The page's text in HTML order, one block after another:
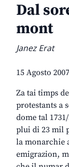
Dal
mont
Janez Erat
15 Agosto 2007
Za tai timps
protestants a
dome tal
plui di 23 mil
la monarchie
emigrazion,